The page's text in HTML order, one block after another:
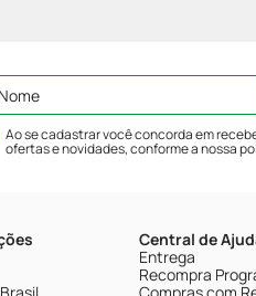
Ao se cadastrar você concorda em
ofertas e novidades, conforme a nossa
Central de
Entrega
Recompra